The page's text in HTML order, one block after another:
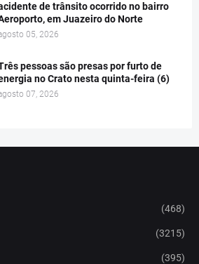
de trânsito ocorrido no bairro
em Juazeiro do Norte
05, 2026
pessoas são presas por furto de
no Crato nesta quinta-feira (6)
07, 2026
(468)
(3215)
(395)